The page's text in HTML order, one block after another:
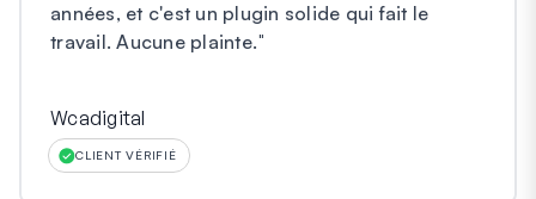
années, et c'est un plugin solide qui fait le
travail. Aucune plainte."
Wcadigital
CLIENT VÉRIFIÉ